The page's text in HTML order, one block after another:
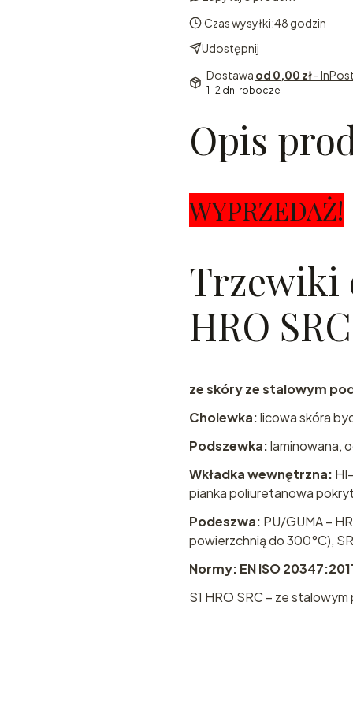
Czas wysyłki:48 godzin
Udostępnij
Dostawa od 0,00 zł-
1-2 dni robocze
Opis
WYPRZEDAŻ!
Trzewiki
HRO SRC
ze skóry ze stalowym
Cholewka:licowa skóra
Podszewka:laminowana,
Wkładka wewnętrzna:
pianka poliuretanowa
Podeszwa: PU/GUMA –
powierzchnią do 300°C),
Normy: EN ISO
S1 HRO SRC – ze